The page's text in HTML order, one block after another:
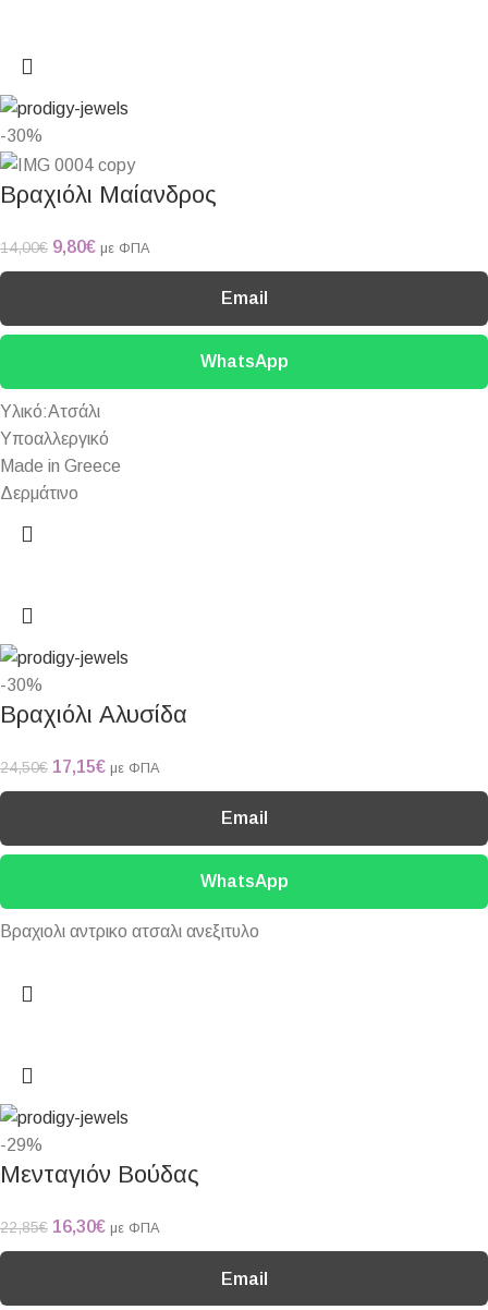
-30%
Βραχιόλι Μαίανδρος
14,00€ 9,80€ με ΦΠΑ
Email
WhatsApp
Υλικό:Ατσάλι
Υποαλλεργικό
Made in Greece
Δερμάτινο
-30%
Βραχιόλι Αλυσίδα
24,50€ 17,15€ με ΦΠΑ
Email
WhatsApp
Βραχιολι αντρικο ατσαλι ανεξιτυλο
-29%
Μενταγιόν Βούδας
22,85€ 16,30€ με ΦΠΑ
Email